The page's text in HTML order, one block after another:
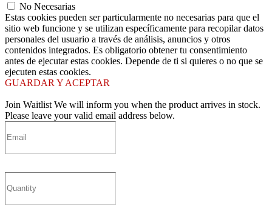
No Necesarias
Estas cookies pueden ser particularmente no necesarias para que el
sitio web funcione y se utilizan específicamente para recopilar datos
personales del usuario a través de análisis, anuncios y otros
contenidos integrados. Es obligatorio obtener tu consentimiento
antes de ejecutar estas cookies. Depende de ti si quieres o no que se
ejecuten estas cookies.
GUARDAR Y ACEPTAR
Join Waitlist We will inform you when the product arrives in stock.
Please leave your valid email address below.